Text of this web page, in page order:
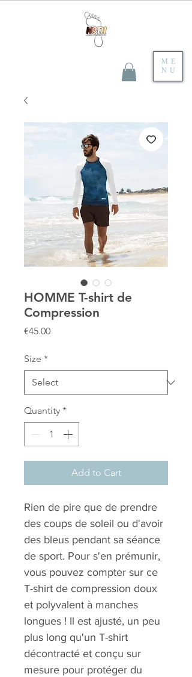
ME
NU
HOMME T-shirt de
Compression
€45.00Price
Size *
Quantity *
Add to Cart
Rien de pire que de prendre
des coups de soleil ou d'avoir
des bleus pendant sa séance
de sport. Pour s'en prémunir,
vous pouvez compter sur ce
T-shirt de compression doux
et polyvalent à manches
longues ! Il est ajusté, un peu
plus long qu'un T-shirt
décontracté et conçu sur
mesure pour protéger du